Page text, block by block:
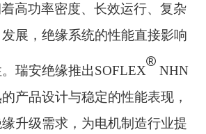
高功率密度、长效运行、复杂
展，绝缘系统的性能直接影响
瑞安绝缘推出SOFLEX
®
NHN
产品设计与稳定的性能表现，
升级需求，为电机制造行业提